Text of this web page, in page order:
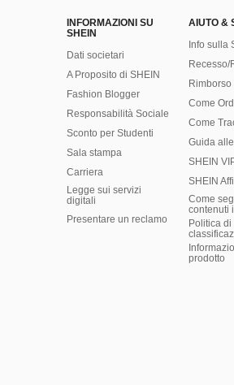
INFORMAZIONI SU
SHEIN
Dati societari
A Proposito di SHEIN
Fashion Blogger
Responsabilità Sociale
Sconto per Studenti
Sala stampa
Carriera
Legge sui servizi
digitali
Presentare un reclamo
AIUTO &
Info sulla
Recesso/
Rimborso
Come
Come
Guida
SHEIN
SHEIN
Come
contenuti
Politica di
prodotto